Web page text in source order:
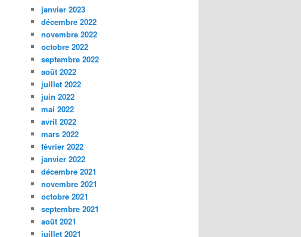
janvier 2023
décembre 2022
novembre 2022
octobre 2022
septembre 2022
août 2022
juillet 2022
juin 2022
mai 2022
avril 2022
mars 2022
février 2022
janvier 2022
décembre 2021
novembre 2021
octobre 2021
septembre 2021
août 2021
juillet 2021